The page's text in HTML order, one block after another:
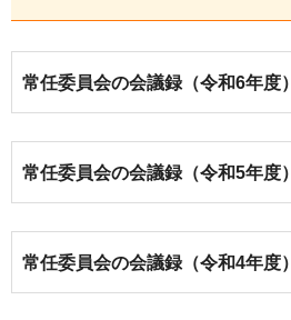
常任委員会の会議録（令和6年度）
常任委員会の会議録（令和5年度）
常任委員会の会議録（令和4年度）